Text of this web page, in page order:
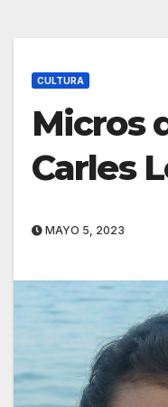
CULTURA
Micros
Carles
MAYO 5, 2023